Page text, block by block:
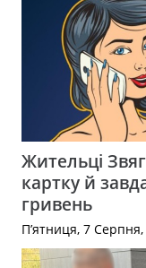
Жительці
картку й
гривень
П’ятниця, 7